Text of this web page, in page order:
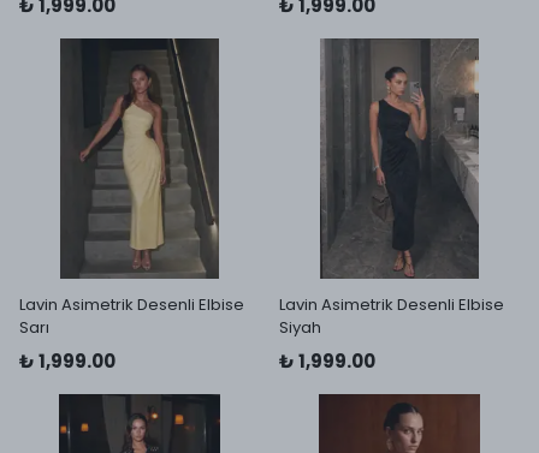
Lavin Asimetrik Desenli Elbise
Sarı
₺ 1,999.00
Lavin Asimetrik Desenli Elbise
Siyah
₺ 1,999.00